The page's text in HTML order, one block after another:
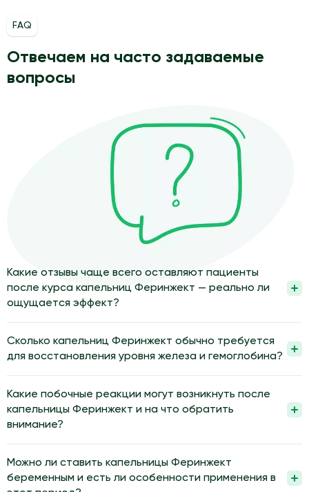
FAQ
Отвечаем на часто задаваемые
вопросы
Какие отзывы чаще всего оставляют пациенты
после курса капельниц Феринжект — реально ли
ощущается эффект?
отмечают реальное улучшение самочувствия. Чаще всего
описывают уменьшение слабости, одышки и головокружений,
крови. Объективно результат оценивают по контрольным
анализам.
Сколько капельниц Феринжект обычно требуется
для восстановления уровня железа и гемоглобина?
капельниц Феринжект для восполнения дефицита железа.
Точная доза и количество процедур зависят от исходного
уровня гемоглобина, ферритина и массы тела. Врач
контроль лабораторных показателей.
Какие побочные реакции могут возникнуть после
капельницы Феринжект и на что обратить
внимание?
тошнота, металлический привкус во рту или покраснение и
дискомфорт в месте введения. Возможны колебания
Можно ли ставить капельницы Феринжект
беременным и есть ли особенности применения в